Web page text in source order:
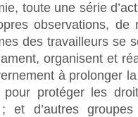
toute une série
observations, de
des travailleurs se
organisent et
à prolonger
pour protéger les
et d’autres